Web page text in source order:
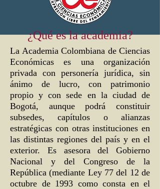
¿Qué es la academia?
La Academia Colombiana de Ciencias
Económicas es una organización
privada con personería jurídica, sin
ánimo de lucro, con patrimonio
propio y con sede en la ciudad de
Bogotá, aunque podrá constituir
subsedes, capítulos o alianzas
estratégicas con otras instituciones en
las distintas regiones del país y en el
exterior. Es asesora del Gobierno
Nacional y del Congreso de la
República (mediante Ley 77 del 12 de
octubre de 1993 como consta en el